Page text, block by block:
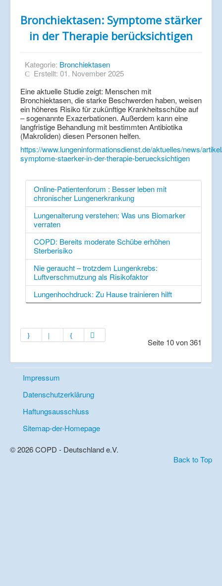
Bronchiektasen: Symptome stärker
in der Therapie berücksichtigen
Kategorie: Bronchiektasen
Erstellt: 01. November 2025
Eine aktuelle Studie zeigt: Menschen mit
Bronchiektasen, die starke Beschwerden haben, weisen
ein höheres Risiko für zukünftige Krankheitsschübe auf
– sogenannte Exazerbationen. Außerdem kann eine
langfristige Behandlung mit bestimmten Antibiotika
(Makroliden) diesen Personen helfen.
https://www.lungeninformationsdienst.de/aktuelles/news/
symptome-staerker-in-der-therapie-beruecksichtigen
Online-Patientenforum : Besser leben mit
chronischer Lungenerkrankung
Lungenalterung verstehen: Was uns Biomarker
verraten
COPD: Bereits moderate Schübe erhöhen
Sterberisiko
Nie geraucht – trotzdem Lungenkrebs:
Luftverschmutzung als Risikofaktor
Lungenhochdruck: Zu Hause trainieren hilft
Seite 10 von 361
Impressum
Datenschutzerklärung
Haftungsausschluss
Sitemap-der-Homepage
Back to Top
© 2026 COPD - Deutschland e.V.